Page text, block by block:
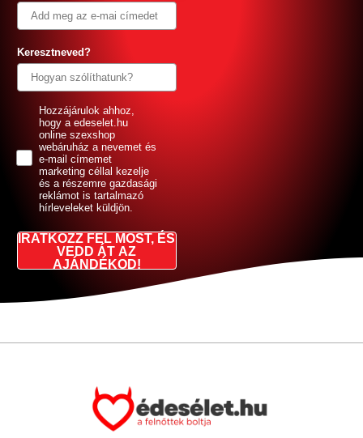
Keresztneved?
GDPRHozzájárulok ahhoz,
hogy a edeselet.hu
online szexshop
webáruház a nevemet és
e-mail címemet
marketing céllal kezelje
és a részemre gazdasági
reklámot is tartalmazó
hírleveleket küldjön.
IRATKOZZ FEL MOST, ÉS
VEDD ÁT AZ
AJÁNDÉKOD!